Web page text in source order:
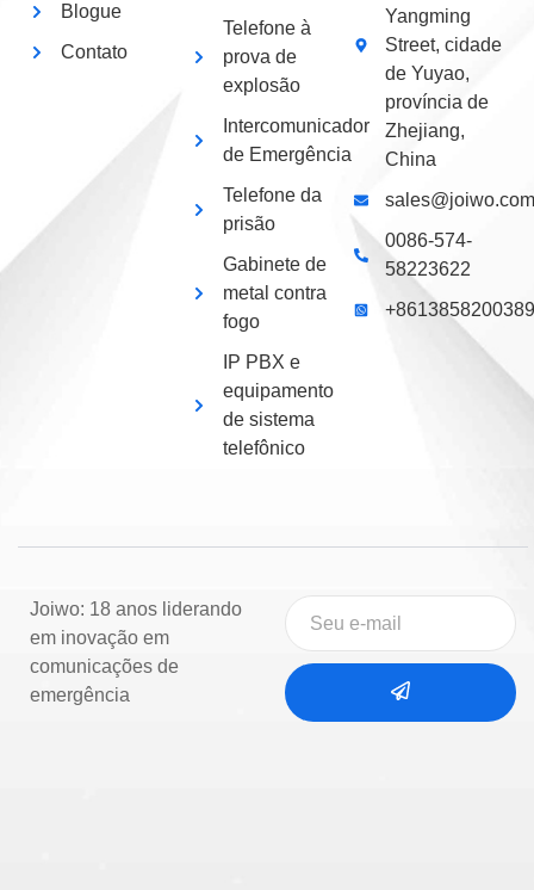
Blogue
Contato
Telefone à
prova de
explosão
Intercomunicador
de Emergência
Telefone da
prisão
Gabinete de
metal contra
fogo
IP PBX e
equipamento
de sistema
telefônico
Yangming
Street, cidade
de Yuyao,
província de
Zhejiang,
China
sales@joiwo.com
0086-574-
58223622
+8613858200389
Joiwo: 18 anos liderando
em inovação em
comunicações de
emergência